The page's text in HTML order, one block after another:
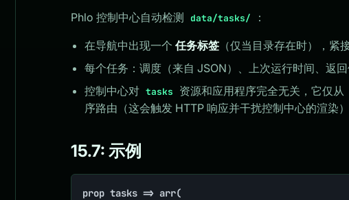
Phlo 控制中心自动检测 data/tasks/ ：
在导航中出现一个 任务标签 （仅当目录存在时），紧
每个任务：调度（来自 JSON）、上次运行时间、返
控制中心对 tasks 资源和应用程序完全无关，它仅从
序路由（这会触发 HTTP 响应并干扰控制中心的渲染）
15.7: 示例
prop tasks => arr(